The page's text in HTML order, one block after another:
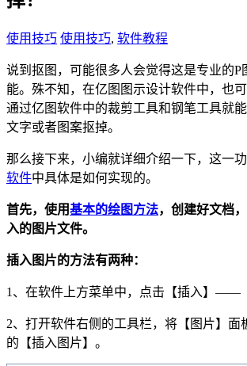
使用技巧 使用技巧, 软件教程
说到抠图，可能很多人会觉得这是专业的P
能。殊不知，在亿图图示设计软件中，也可
通过亿图软件中的裁剪工具和钢笔工具就
文字或者图案抠掉。
那么接下来，小编就详细介绍一下，这一
软件中具体是如何实现的。
首先，使用基本的绘图方法，创建好文档
入的图片文件。
插入图片的方法有两种：
1、在软件上方菜单中，点击【插入】——
2、打开软件右侧的工具栏，将【图片】面
的【插入图片】。